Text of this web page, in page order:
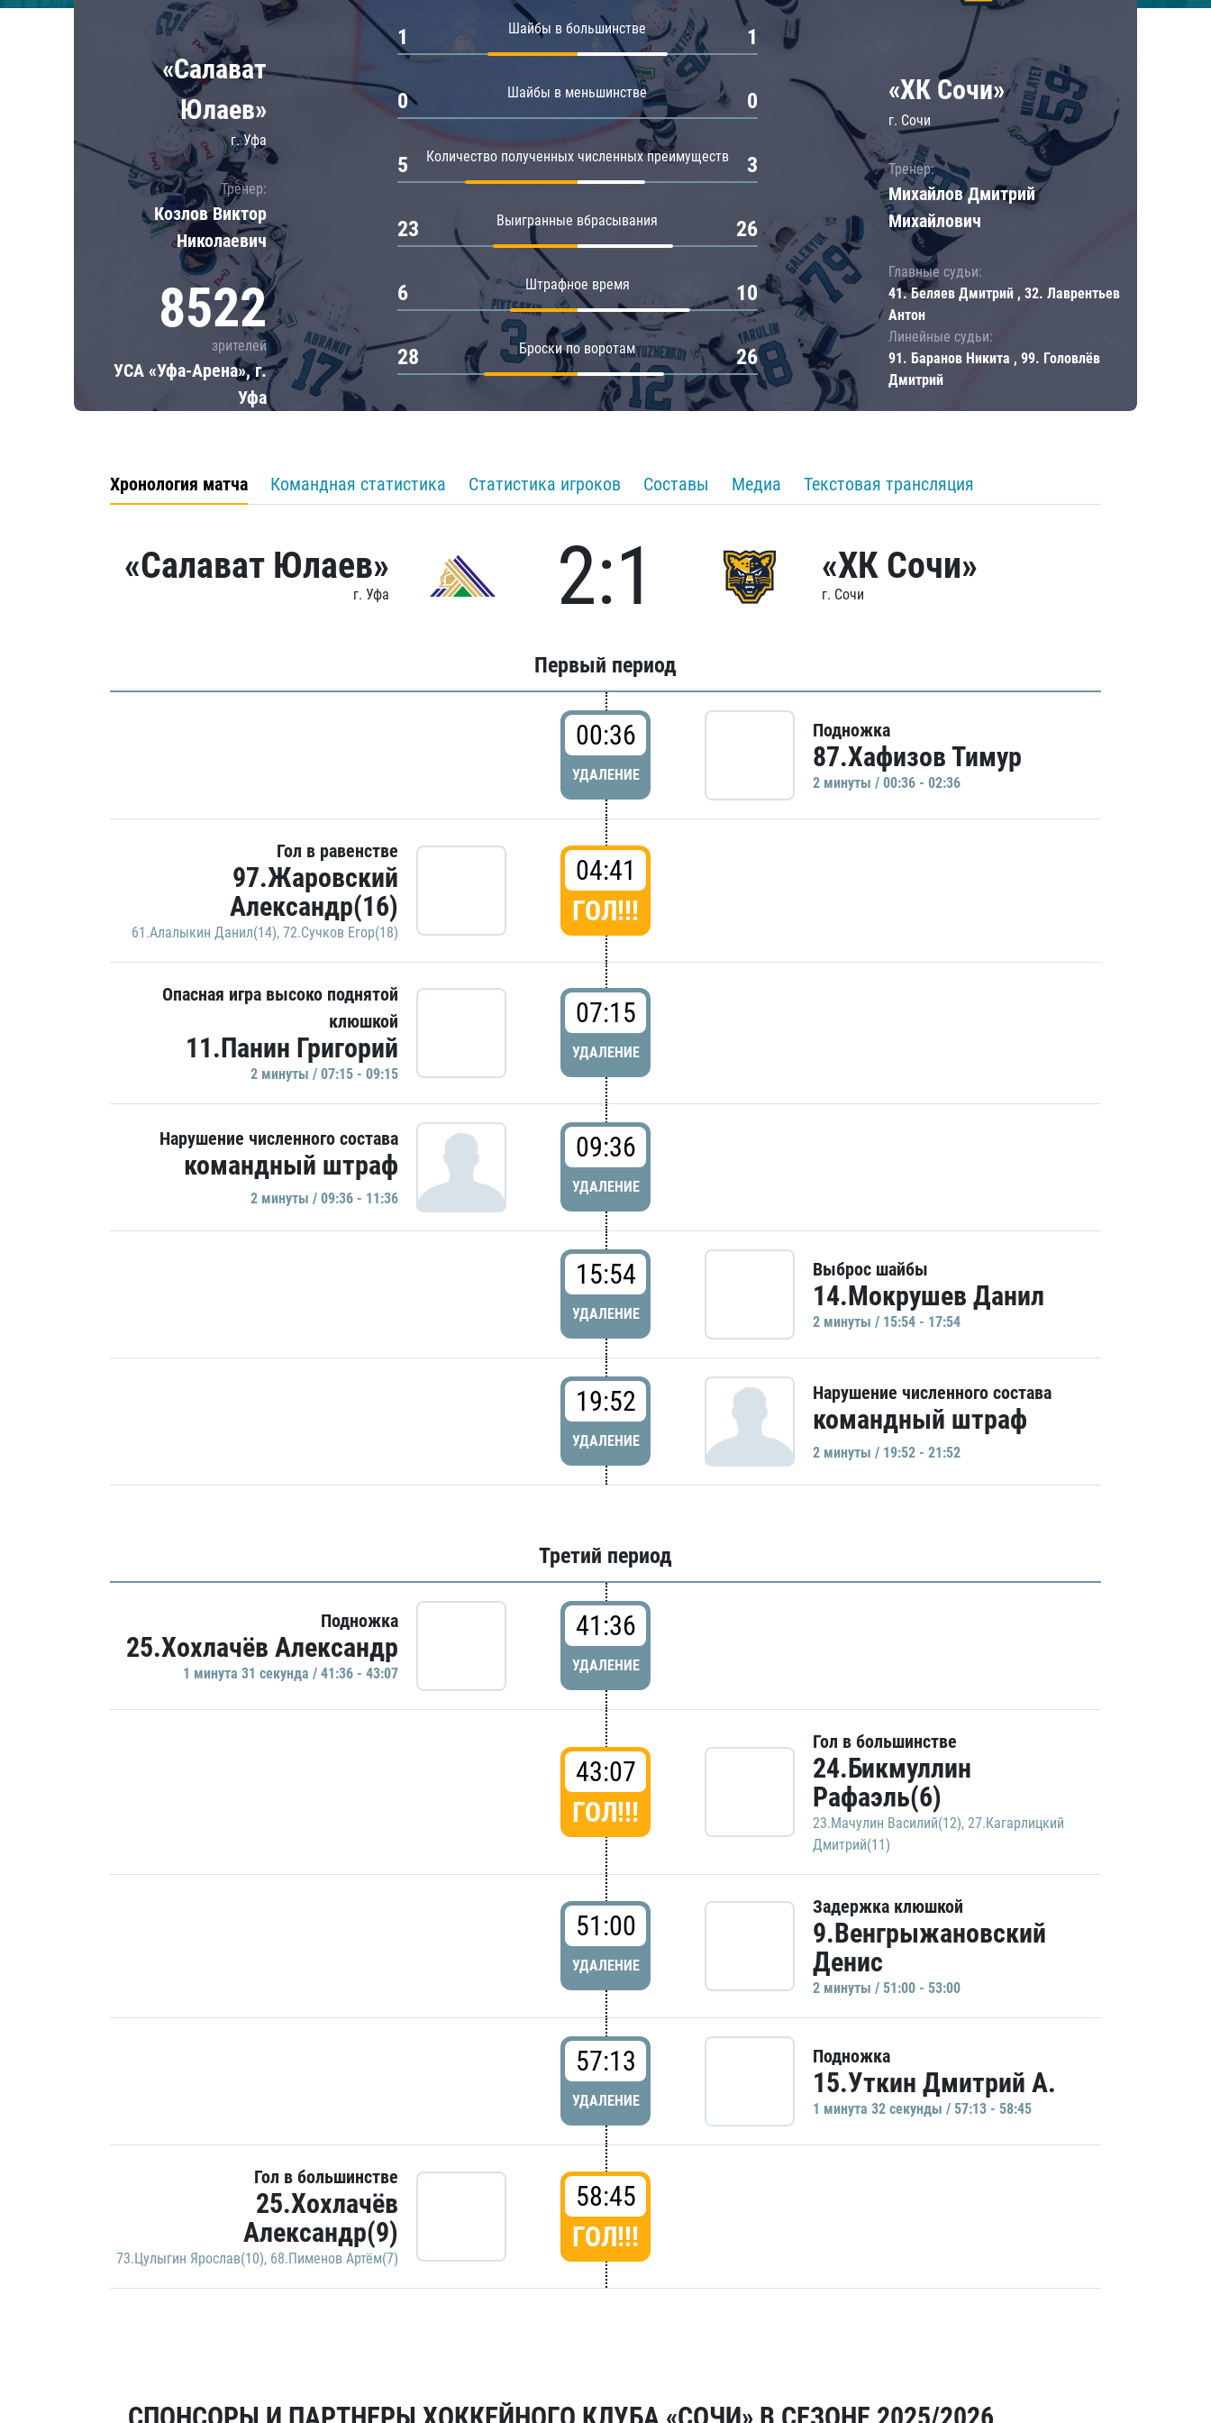
Локомотив
ЦСКА
«Салават
Юлаев»
г. Уфа
Тренер:
Козлов Виктор
Николаевич
8522
зрителей
УСА «Уфа-Арена», г.
Уфа
Шайбы в большинстве
1 1
Шайбы в меньшинстве
0 0
Количество полученных численных преимуществ
5 3
Выигранные вбрасывания
23 26
Штрафное время
6 10
Броски по воротам
28 26
«ХК Сочи»
г. Сочи
Тренер:
Михайлов Дмитрий
Михайлович
Главные судьи:
41. Беляев Дмитрий , 32. Лаврентьев
Антон
Линейные судьи:
91. Баранов Никита , 99. Головлёв
Дмитрий
Хронология матча Командная статистика Статистика игроков Составы Медиа Текстовая трансляция
«Салават Юлаев»
г. Уфа 2:1 «ХК Сочи»
г. Сочи
Первый период
00:36
УДАЛЕНИЕ
Подножка
87.Хафизов Тимур
2 минуты / 00:36 - 02:36
Гол в равенстве
97.Жаровский
Александр(16)
61.Алалыкин Данил(14), 72.Сучков Егор(18)
04:41
ГОЛ!!!
Опасная игра высоко поднятой
клюшкой
11.Панин Григорий
2 минуты / 07:15 - 09:15
07:15
УДАЛЕНИЕ
Нарушение численного состава
командный штраф
2 минуты / 09:36 - 11:36
09:36
УДАЛЕНИЕ
15:54
УДАЛЕНИЕ
Выброс шайбы
14.Мокрушев Данил
2 минуты / 15:54 - 17:54
19:52
УДАЛЕНИЕ
Нарушение численного состава
командный штраф
2 минуты / 19:52 - 21:52
Третий период
Подножка
25.Хохлачёв Александр
1 минутa 31 секундa / 41:36 - 43:07
41:36
УДАЛЕНИЕ
43:07
ГОЛ!!!
Гол в большинстве
24.Бикмуллин
Рафаэль(6)
23.Мачулин Василий(12), 27.Кагарлицкий
Дмитрий(11)
51:00
УДАЛЕНИЕ
Задержка клюшкой
9.Венгрыжановский
Денис
2 минуты / 51:00 - 53:00
57:13
УДАЛЕНИЕ
Подножка
15.Уткин Дмитрий А.
1 минутa 32 секунды / 57:13 - 58:45
Гол в большинстве
25.Хохлачёв
Александр(9)
73.Цулыгин Ярослав(10), 68.Пименов Артём(7)
58:45
ГОЛ!!!